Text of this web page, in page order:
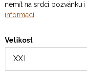
nemít na srdci pozvánku
informací
Velikost